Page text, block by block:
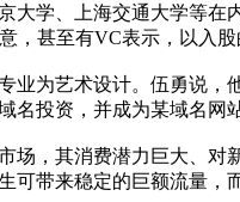
学、上海交通大学等在
，甚至有VC表示，以入
为艺术设计。伍勇说
名投资，并成为某域名网
，其消费潜力巨大、对
可带来稳定的巨额流量